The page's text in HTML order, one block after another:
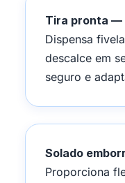
Tira pronta —
Dispensa
descalce em
seguro e
Solado
Proporciona